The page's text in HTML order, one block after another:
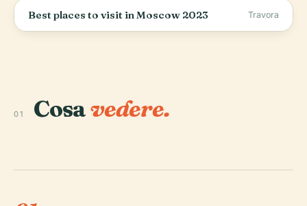
Best places to visit in Moscow 2023 Travora
01 Cosavedere.